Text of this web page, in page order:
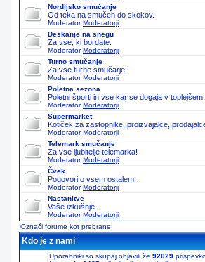
Nordijsko smučanje
Od teka na smučeh do skokov.
ModeratorModeratorji
Deskanje na snegu
Za vse, ki bordate.
ModeratorModeratorji
Turno smučanje
Za vse turne smučarje!
ModeratorModeratorji
Poletna sezona
Poletni športi in vse kar se dogaja v toplejšem
ModeratorModeratorji
Supermarket
Kotiček za zastopnike, proizvajalce,
ModeratorModeratorji
Telemark smučanje
Za vse ljubitelje telemarka!
ModeratorModeratorji
Čvek
Pogovori o vsem ostalem.
ModeratorModeratorji
Nastanitve
Vaše izkušnje.
ModeratorModeratorji
Označi forume kot prebrane
Kdo je z nami
Uporabniki so skupaj objavili že 92029